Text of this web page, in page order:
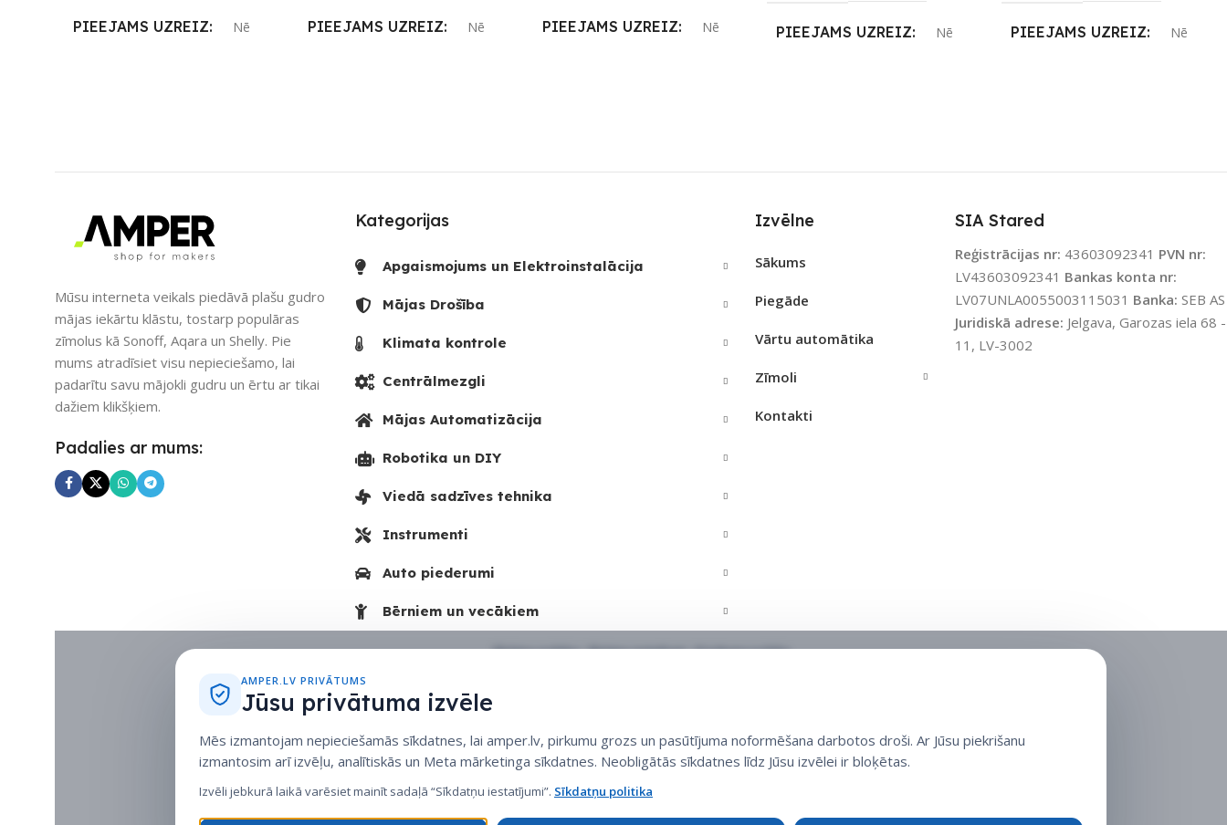
PIEEJAMS UZREIZ Nē PIEEJAMS UZREIZ Nē PIEEJAMS UZREIZ Nē PIEEJAMS UZREIZ Nē PIEEJAMS UZREIZ Nē
Mūsu interneta veikals piedāvā plašu gudro
mājas iekārtu klāstu, tostarp populāras
zīmolus kā Sonoff, Aqara un Shelly. Pie
mums atradīsiet visu nepieciešamo, lai
padarītu savu mājokli gudru un ērtu ar tikai
dažiem klikšķiem.
Padalies ar mums:
Kategorijas
Apgaismojums un Elektroinstalācija
Mājas Drošība
Klimata kontrole
Centrālmezgli
Mājas Automatizācija
Robotika un DIY
Viedā sadzīves tehnika
Instrumenti
Auto piederumi
Bērniem un vecākiem
Izvēlne
Sākums
Piegāde
Vārtu automātika
Zīmoli
Kontakti
SIA Stared
Reģistrācijas nr: 43603092341 PVN nr:
LV43603092341 Bankas konta nr:
LV07UNLA0055003115031 Banka: SEB AS
Juridiskā adrese: Jelgava, Garozas iela 68 -
11, LV-3002
AMPER.LV PRIVĀTUMS
Jūsu privātuma izvēle
Mēs izmantojam nepieciešamās sīkdatnes, lai amper.lv, pirkumu grozs un pasūtījuma noformēšana darbotos droši. Ar Jūsu piekrišanu
izmantosim arī izvēļu, analītiskās un Meta mārketinga sīkdatnes. Neobligātās sīkdatnes līdz Jūsu izvēlei ir bloķētas.
Izvēli jebkurā laikā varēsiet mainīt sadaļā “Sīkdatņu iestatījumi”. Sīkdatņu politika
Sīkdatņu politika• Sīkdatņu iestatījumi •Privātuma politika